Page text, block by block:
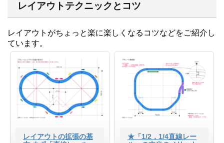
レイアウトテクニックとコツ
レイアウトがちょっと楽に楽しくなるコツなどをご紹介し
ています。
レイアウトの拡張の基
★「1/2，1/4直線レー